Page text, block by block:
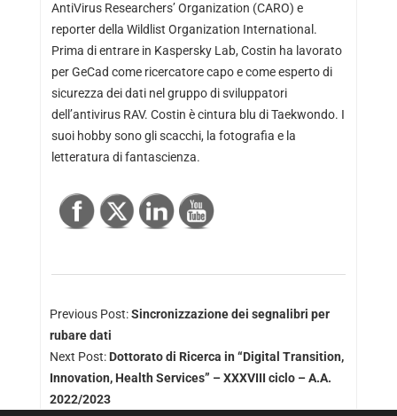
AntiVirus Researchers’ Organization (CARO) e
reporter della Wildlist Organization International.
Prima di entrare in Kaspersky Lab, Costin ha lavorato
per GeCad come ricercatore capo e come esperto di
sicurezza dei dati nel gruppo di sviluppatori
dell’antivirus RAV. Costin è cintura blu di Taekwondo. I
suoi hobby sono gli scacchi, la fotografia e la
letteratura di fantascienza.
Previous Post:Sincronizzazione dei segnalibri per
rubare dati
Next Post: Dottorato di Ricerca in “Digital Transition,
Innovation, Health Services” – XXXVIII ciclo – A.A.
2022/2023